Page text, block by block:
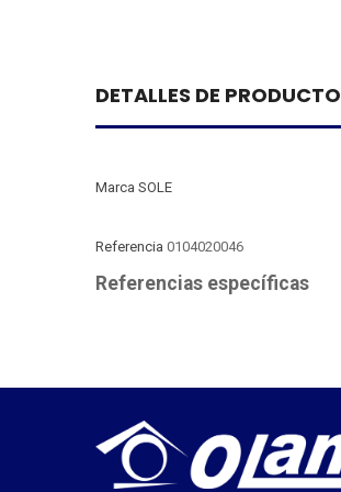
DETALLES DE PRODUCTO
Marca SOLE
Referencia 0104020046
Referencias específicas